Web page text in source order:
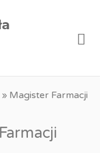
» Magister Farmacji